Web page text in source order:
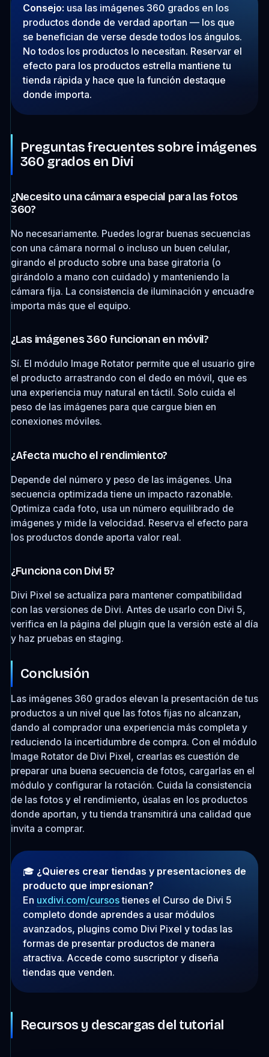
Consejo: usa las imágenes 360 grados en los
productos donde de verdad aportan — los que
se benefician de verse desde todos los ángulos.
No todos los productos lo necesitan. Reservar el
efecto para los productos estrella mantiene tu
tienda rápida y hace que la función destaque
donde importa.
Preguntas frecuentes sobre imágenes
360 grados en Divi
¿Necesito una cámara especial para las fotos
360?
No necesariamente. Puedes lograr buenas secuencias
con una cámara normal o incluso un buen celular,
girando el producto sobre una base giratoria (o
girándolo a mano con cuidado) y manteniendo la
cámara fija. La consistencia de iluminación y encuadre
importa más que el equipo.
¿Las imágenes 360 funcionan en móvil?
Sí. El módulo Image Rotator permite que el usuario gire
el producto arrastrando con el dedo en móvil, que es
una experiencia muy natural en táctil. Solo cuida el
peso de las imágenes para que cargue bien en
conexiones móviles.
¿Afecta mucho el rendimiento?
Depende del número y peso de las imágenes. Una
secuencia optimizada tiene un impacto razonable.
Optimiza cada foto, usa un número equilibrado de
imágenes y mide la velocidad. Reserva el efecto para
los productos donde aporta valor real.
¿Funciona con Divi 5?
Divi Pixel se actualiza para mantener compatibilidad
con las versiones de Divi. Antes de usarlo con Divi 5,
verifica en la página del plugin que la versión esté al día
y haz pruebas en staging.
Conclusión
Las imágenes 360 grados elevan la presentación de tus
productos a un nivel que las fotos fijas no alcanzan,
dando al comprador una experiencia más completa y
reduciendo la incertidumbre de compra. Con el módulo
Image Rotator de Divi Pixel, crearlas es cuestión de
preparar una buena secuencia de fotos, cargarlas en el
módulo y configurar la rotación. Cuida la consistencia
de las fotos y el rendimiento, úsalas en los productos
donde aportan, y tu tienda transmitirá una calidad que
invita a comprar.
🎓 ¿Quieres crear tiendas y presentaciones de
producto que impresionan?
En uxdivi.com/cursostienes el Curso de Divi 5
completo donde aprendes a usar módulos
avanzados, plugins como Divi Pixel y todas las
formas de presentar productos de manera
atractiva. Accede como suscriptor y diseña
tiendas que venden.
Recursos y descargas del tutorial